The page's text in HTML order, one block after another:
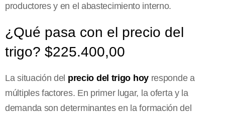
productores y en el abastecimiento interno.
¿Qué pasa con el precio del
trigo? $225.400,00
La situación del precio del trigo hoyresponde a
múltiples factores. En primer lugar, la oferta y la
demanda son determinantes en la formación del